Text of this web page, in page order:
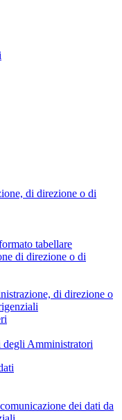
di direzione o di
tabellare
di direzione o di
di direzione o
degli Amministratori
dei dati da